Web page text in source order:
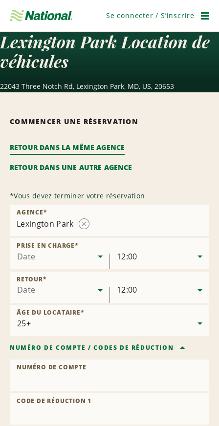
navigation
Se connecter / S’inscrire
Lexington Park Location de
véhicules
22043 Three Notch Rd, Lexington Park, MD, US, 20653
COMMENCER UNE RÉSERVATION
RETOUR DANS LA MÊME AGENCE
RETOUR DANS UNE AUTRE AGENCE
*Vous devez terminer votre réservation
Lexington Park
AGENCE*
Date
PRISE EN CHARGE*
12:00
Date
RETOUR*
12:00
ÂGE DU LOCATAIRE*
NUMÉRO DE COMPTE /CODES DE RÉDUCTION
NUMÉRO DE COMPTE
CODE DE RÉDUCTION 1